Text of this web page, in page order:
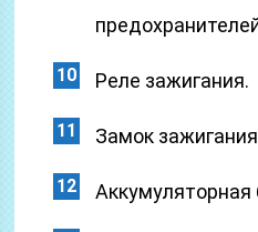
Реле зажигания.
Замок
Аккумуляторная